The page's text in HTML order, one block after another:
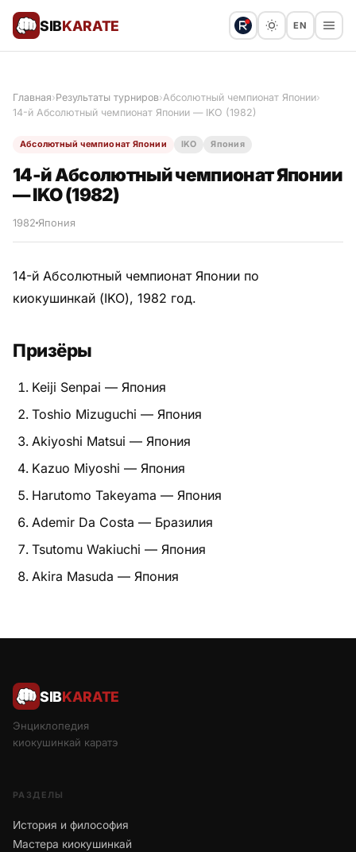
SIBKARATE EN
Результаты турниров
История и философия
Мастера киокушинкай
Питание
Пояса
Психология бойца
Растяжка и ОФП
Терминология
Экипировка
Главная›Результаты турниров›Абсолютный чемпионат Японии›
14-й Абсолютный чемпионат Японии — IKO (1982)
Абсолютный чемпионат Японии IKO Япония
14-й Абсолютный чемпионат Японии
— IKO (1982)
1982 Япония
14-й Абсолютный чемпионат Японии по
киокушинкай (IKO), 1982 год.
Призёры
Keiji Senpai — Япония
Toshio Mizuguchi — Япония
Akiyoshi Matsui — Япония
Kazuo Miyoshi — Япония
Harutomo Takeyama — Япония
Ademir Da Costa — Бразилия
Tsutomu Wakiuchi — Япония
Akira Masuda — Япония
SIBKARATE
Энциклопедия
киокушинкай каратэ
РАЗДЕЛЫ
История и философия
Мастера киокушинкай